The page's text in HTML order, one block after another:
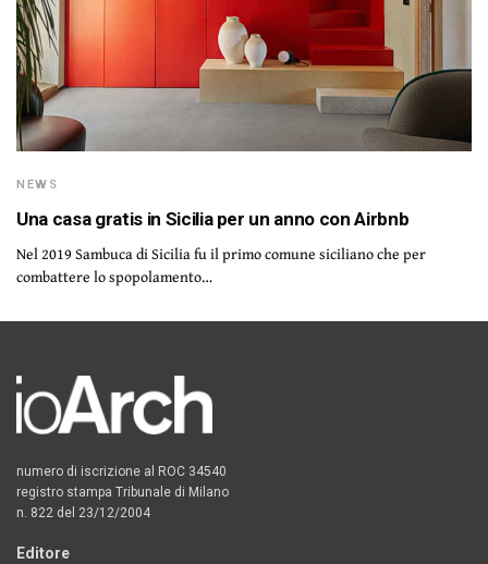
NEWS
Una casa gratis in Sicilia per un anno con Airbnb
Nel 2019 Sambuca di Sicilia fu il primo comune siciliano che per
combattere lo spopolamento…
numero di iscrizione al ROC 34540
registro stampa Tribunale di Milano
n. 822 del 23/12/2004
Editore